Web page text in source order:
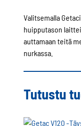
Valitsemalla
huipputason
auttamaan teitä
nurkassa.
Tutustu